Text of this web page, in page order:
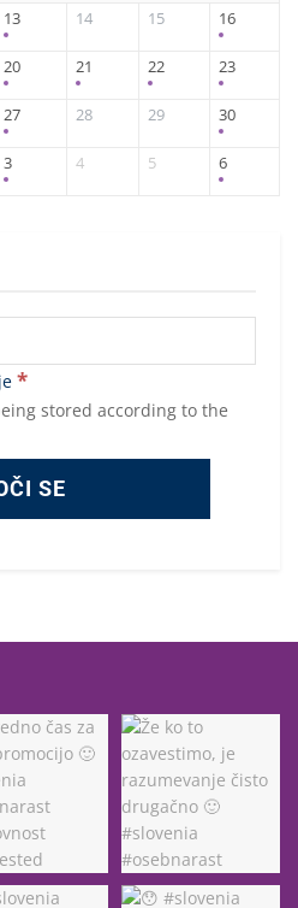
13 14 15 16
20 21 22 23
27 28 29 30
3 4 5 6
*
stored according to the